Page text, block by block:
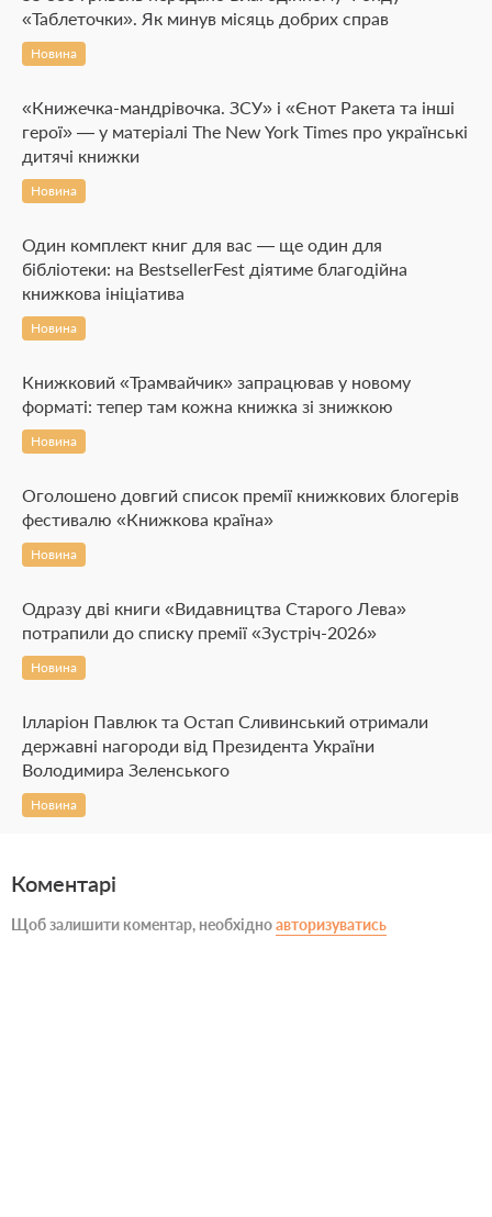
«Таблеточки». Як минув місяць добрих справ
Новина
«Книжечка-мандрівочка. ЗСУ» і «Єнот Ракета та інші
герої» — у матеріалі The New York Times про українські
дитячі книжки
Новина
Один комплект книг для вас — ще один для
бібліотеки: на BestsellerFest діятиме благодійна
книжкова ініціатива
Новина
Книжковий «Трамвайчик» запрацював у новому
форматі: тепер там кожна книжка зі знижкою
Новина
Оголошено довгий список премії книжкових блогерів
фестивалю «Книжкова країна»
Новина
Одразу дві книги «Видавництва Старого Лева»
потрапили до списку премії «Зустріч-2026»
Новина
Ілларіон Павлюк та Остап Сливинський отримали
державні нагороди від Президента України
Володимира Зеленського
Новина
Коментарі
Щоб залишити коментар, необхідноавторизуватись